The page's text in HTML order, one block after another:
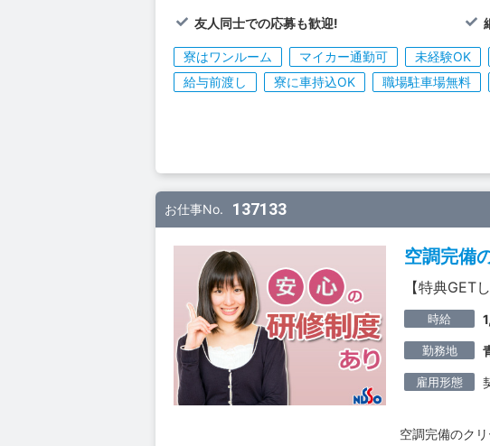
友人同士での応募も歓迎!
寮はワンルーム マイカー通勤可 未経験OK
給与前渡し
寮に車持込OK 職場駐車場無料
お仕事No. 137133
空調完備
【特典GET
時給
勤務地
雇用形態
空調完備のク